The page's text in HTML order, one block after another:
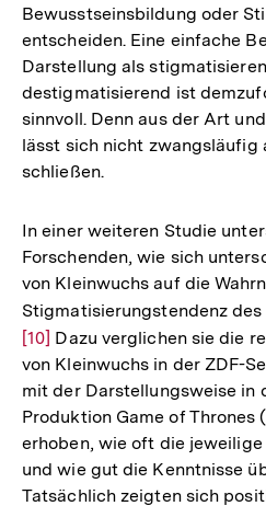
Bewusstseinsbildung oder
entscheiden. Eine einfache
Darstellung als
destigmatisierend ist
sinnvoll. Denn aus der Art
lässt sich nicht zwangsläufig
schließen.
In einer weiteren Studie
Forschenden, wie sich
von Kleinwuchs auf die
Stigmatisierungstendenz
[10] Dazu verglichen sie die
von Kleinwuchs in der ZDF-
mit der Darstellungsweise in
Produktion Game of Thrones
erhoben, wie oft die
und wie gut die Kenntnisse
Tatsächlich zeigten sich